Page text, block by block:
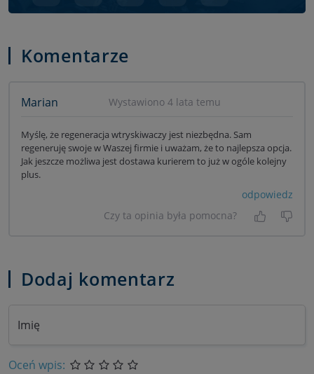
Komentarze
Marian Wystawiono 4 lata temu
Myślę, że regeneracja wtryskiwaczy jest niezbędna. Sam
regeneruję swoje w Waszej firmie i uważam, że to najlepsza opcja.
Jak jeszcze możliwa jest dostawa kurierem to już w ogóle kolejny
plus.
odpowiedz
Czy ta opinia była pomocna?
Tak, była
Nie
Dodaj komentarz
Imię
Oceń wpis: